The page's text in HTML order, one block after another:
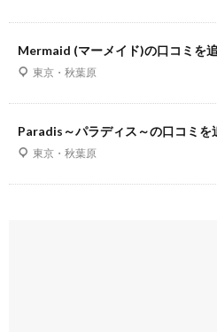
Mermaid (マーメイド)の口コミを追
東京・秋葉原
Paradis～パラディス～の口コミを
東京・秋葉原